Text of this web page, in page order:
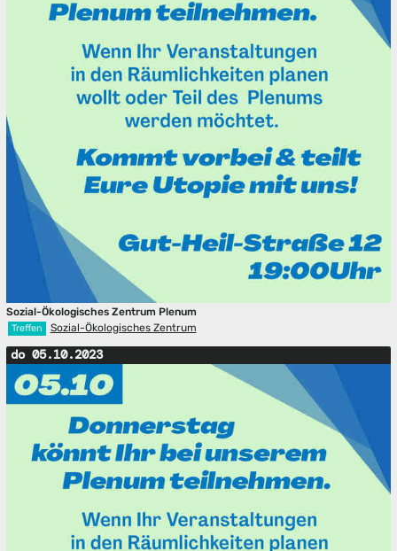
Sozial-Ökologisches Zentrum Plenum
Treffen Sozial-Ökologisches Zentrum
do 05.10.2023